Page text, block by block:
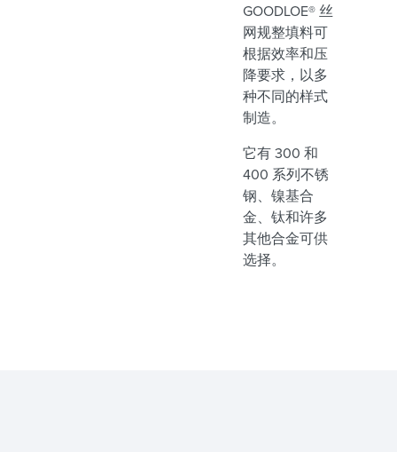
GOODLOE® 丝
网规整填料可
根据效率和压
降要求，以多
种不同的样式
制造。
它有 300 和
400 系列不锈
钢、镍基合
金、钛和许多
其他合金可供
选择。